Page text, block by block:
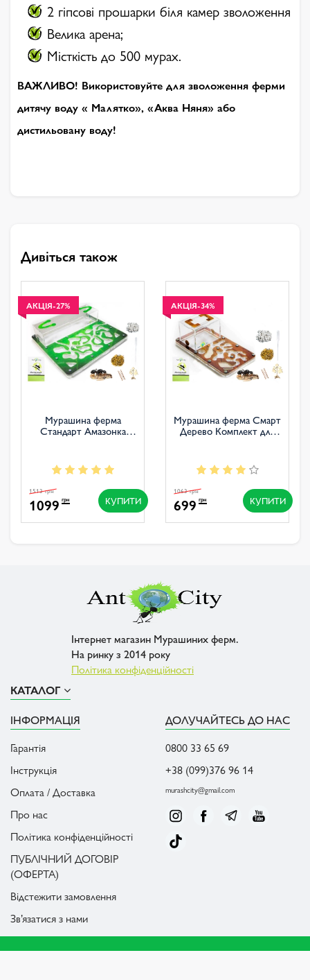
2 гіпсові прошарки біля камер зволоження
Велика арена;
Місткість до 500 мурах.
ВАЖЛИВО! Використовуйте для зволоження ферми
дитячу воду « Малятко», «Аква Няня» або
дистильовану воду!
Дивіться також
АКЦІЯ-27%
Мурашина ферма
Стандарт Амазонка
1099 грн
1513 грн
КУПИТИ
АКЦІЯ-34%
Мурашина ферма Смарт
Дерево Комплект для
699 грн
1063 грн
КУПИТИ
Інтернет магазин Мурашиних ферм.
На ринку з 2014 року
Політика конфіденційності
КАТАЛОГ
ІНФОРМАЦІЯ
Гарантія
Інструкція
Оплата / Доставка
Про нас
Політика конфіденційності
ПУБЛІЧНИЙ ДОГОВІР
(ОФЕРТА)
Відстежити замовлення
Зв’язатися з нами
ДОЛУЧАЙТЕСЬ ДО НАС
0800 33 65 69
+38 (099)376 96 14
murashcity@gmail.com